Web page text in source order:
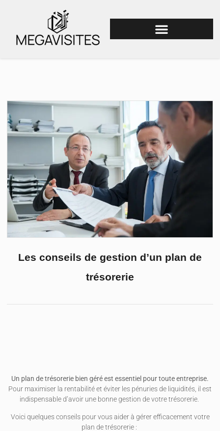
Les conseils de gestion d’un plan de
trésorerie
Un plan de trésorerie bien géré est essentiel pour toute entreprise.
Pour maximiser la rentabilité et éviter les pénuries de liquidités, il est
indispensable d’avoir une bonne gestion de votre trésorerie.
Voici quelques conseils pour vous aider à gérer efficacement votre
plan de trésorerie :